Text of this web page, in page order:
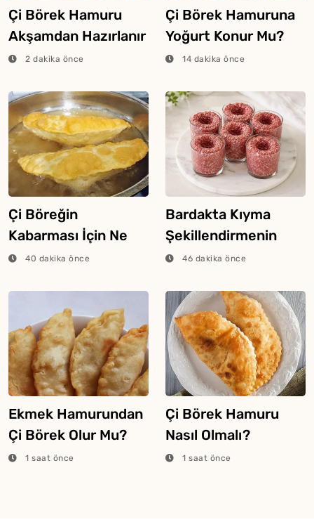
Çi Börek Hamuru
Akşamdan Hazırlanır
Mı?2 dakika önce
Çi Börek Hamuruna
Yoğurt Konur Mu?
14 dakika önce
Çi Böreğin
Kabarması İçin Ne
Yapmalı?
40 dakika önce
Bardakta Kıyma
Şekillendirmenin
Mükemmel Kısayolu
46 dakika önce
Ekmek Hamurundan
Çi Börek Olur Mu?
1 saat önce
Çi Börek Hamuru
Nasıl Olmalı?
1 saat önce